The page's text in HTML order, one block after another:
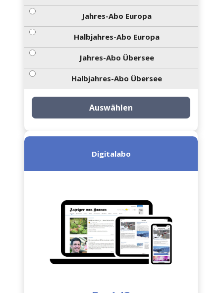
Jahres-Abo Europa
Halbjahres-Abo Europa
Jahres-Abo Übersee
Halbjahres-Abo Übersee
Auswählen
Digitalabo